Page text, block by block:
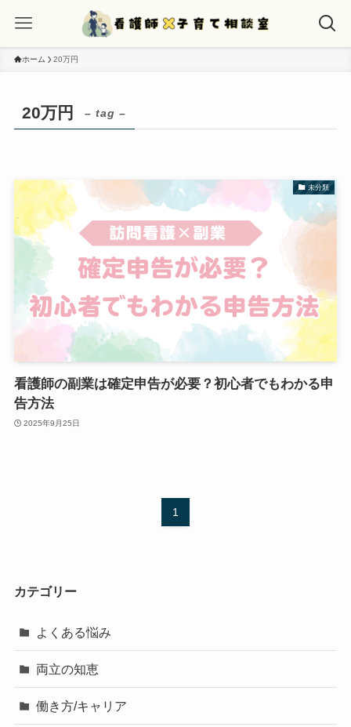
ホーム 20万円
20万円 – tag –
未分類
看護師の副業は確定申告が必要？初心者でもわかる申
告方法
2025年9月25日
1
カテゴリー
よくある悩み
両立の知恵
働き方/キャリア